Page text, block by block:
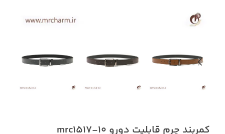
کمربند چرم قابلیت دورو mrc1517-10